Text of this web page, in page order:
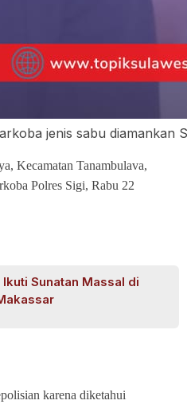
jenis sabu diamankan
Kecamatan Tanambulava,
Polres Sigi, Rabu 22
Sunatan Massal di
karena diketahui